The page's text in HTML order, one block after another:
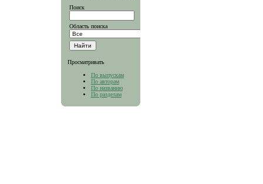
Поиск
Область поиска
Просматривать
По выпускам
По авторам
По названию
По разделам